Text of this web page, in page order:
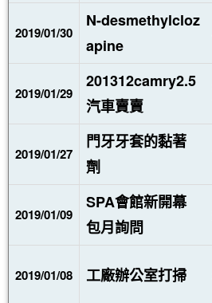
2019/01/30
N-desmethylcloz
apine
2019/01/29
201312camry2.5
汽車賣賣
2019/01/27
門牙牙套的黏著
劑
2019/01/09
SPA會館新開幕
包月詢問
2019/01/08 工廠辦公室打掃